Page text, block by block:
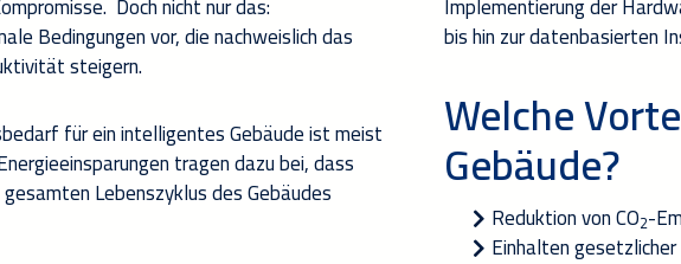
Bedingungen vor, die nachweislich das
steigern.
für ein intelligentes Gebäude ist meist
tragen dazu bei, dass
Lebenszyklus des Gebäudes
bis hin zurdatenbasierten
Welche
Gebäude?
Reduktion vonCO2-
Einhaltengesetzlicher